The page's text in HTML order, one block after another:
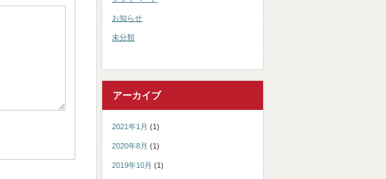
お知らせ
未分類
アーカイブ
2021年1月 (1)
2020年8月 (1)
2019年10月 (1)